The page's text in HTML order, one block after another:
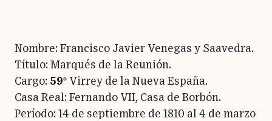
Nombre: Francisco Javier Venegas y Saavedra.
Título: Marqués de la Reunión.
Cargo: 59º Virrey de la Nueva España.
Casa Real: Fernando VII, Casa de Borbón.
Período: 14 de septiembre de 1810 al 4 de marzo